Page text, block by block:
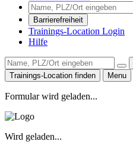
Barrierefreiheit
Trainings-Location Login
Hilfe
Trainings-Location finden
Menu
Formular wird geladen...
Wird geladen...